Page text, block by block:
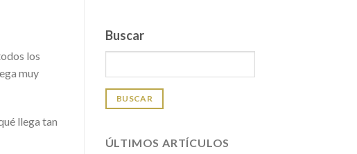
los
muy
llega tan
Buscar
BUSCAR
ÚLTIMOS ARTÍCULOS